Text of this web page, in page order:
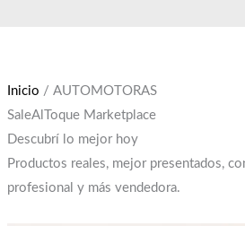
Inicio / AUTOMOTORAS
SaleAlToque Marketplace
Descubrí lo mejor hoy
Productos reales, mejor presentados,
profesional y más vendedora.
era:
$12,000.
es:
$10,000.